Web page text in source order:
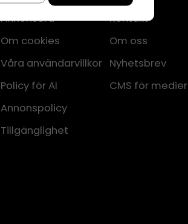
Annonsera
Om cookies
Våra användarvillkor
Policy för AI
Annonspolicy
Tillgänglighet
Kontakt
Om oss
Nyhetsbrev
CMS för medier